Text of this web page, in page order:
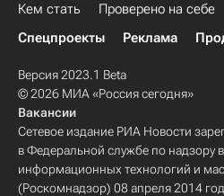
Кем стать Проверено на себе
Спецпроекты
Реклама
Версия 2023.1 Beta
© 2026 МИА «Россия сегодня»
Вакансии
Сетевое издание РИА Новости
в Федеральной службе по надзору
информационных технологий и
(Роскомнадзор) 08 апреля 2014